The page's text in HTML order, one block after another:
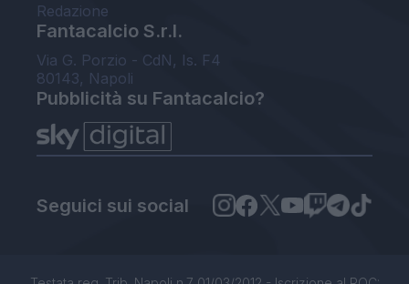
Redazione
Fantacalcio S.r.l.
Via G. Porzio - CdN, Is. F4
80143, Napoli
Pubblicità su Fantacalcio?
Seguici sui social